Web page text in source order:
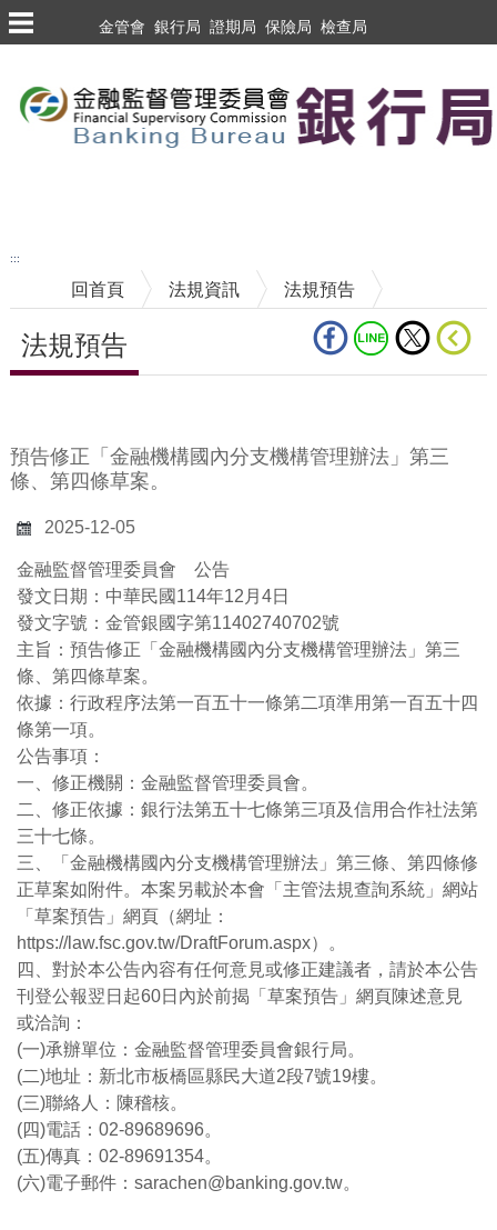
跳到主要內容區塊
金管會 銀行局 證期局 保險局 檢查局
:::
回首頁 法規資訊 法規預告
法規預告
預告修正「金融機構國內分支機構管理辦法」第三
條、第四條草案。
2025-12-05
金融監督管理委員會 公告
發文日期：中華民國114年12月4日
發文字號：金管銀國字第11402740702號
主旨：預告修正「金融機構國內分支機構管理辦法」第三
條、第四條草案。
依據：行政程序法第一百五十一條第二項準用第一百五十四
條第一項。
公告事項：
一、修正機關：金融監督管理委員會。
二、修正依據：銀行法第五十七條第三項及信用合作社法第
三十七條。
三、「金融機構國內分支機構管理辦法」第三條、第四條修
正草案如附件。本案另載於本會「主管法規查詢系統」網站
「草案預告」網頁（網址：
https://law.fsc.gov.tw/DraftForum.aspx）。
四、對於本公告內容有任何意見或修正建議者，請於本公告
刊登公報翌日起60日內於前揭「草案預告」網頁陳述意見
或洽詢：
(一)承辦單位：金融監督管理委員會銀行局。
(二)地址：新北市板橋區縣民大道2段7號19樓。
(三)聯絡人：陳稽核。
(四)電話：02-89689696。
(五)傳真：02-89691354。
(六)電子郵件：sarachen@banking.gov.tw。